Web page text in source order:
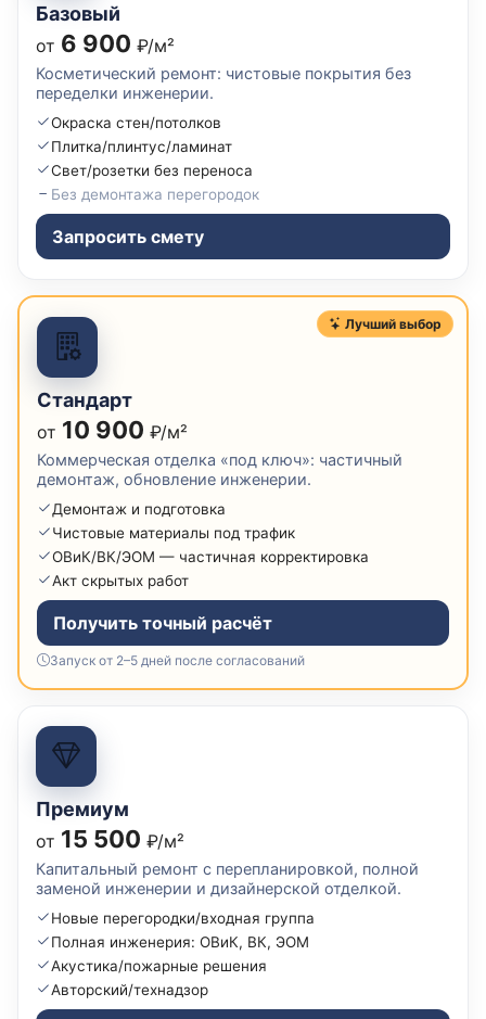
Базовый
от 6 900 ₽/м²
Косметический ремонт: чистовые покрытия без
переделки инженерии.
Окраска стен/потолков
Плитка/плинтус/ламинат
Свет/розетки без переноса
Без демонтажа перегородок
Запросить смету
Лучший выбор
Стандарт
от 10 900 ₽/м²
Коммерческая отделка «под ключ»: частичный
демонтаж, обновление инженерии.
Демонтаж и подготовка
Чистовые материалы под трафик
ОВиК/ВК/ЭОМ — частичная корректировка
Акт скрытых работ
Получить точный расчёт
Запуск от 2–5 дней после согласований
Премиум
от 15 500 ₽/м²
Капитальный ремонт с перепланировкой, полной
заменой инженерии и дизайнерской отделкой.
Новые перегородки/входная группа
Полная инженерия: ОВиК, ВК, ЭОМ
Акустика/пожарные решения
Авторский/технадзор